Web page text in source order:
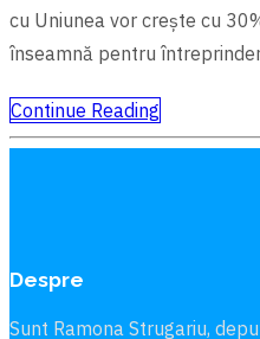
cu Uniunea vor creşte cu
înseamnă pentru
Continue Reading
Despre
Sunt Ramona Strugariu,